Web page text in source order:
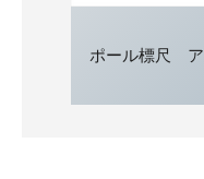
ポール標尺 ア